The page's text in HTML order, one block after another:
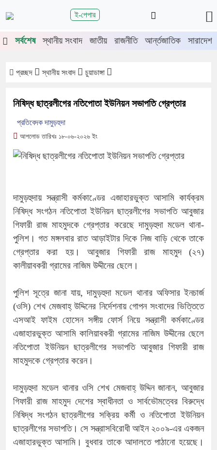
ই-পেপার
শিরোনাম
চুয়াডাঙ্গায় সওজের
সর্বশেষ
স্থানীয় সংবাদ জাতীয় রাজনীতি আর্ন্তজাতিক সারাদেশ
প্রচ্ছদ স্থানীয় সংবাদ চুয়াডাঙ্গা
নিষিদ্ধ ছাত্রলীগের নতিপোতা ইউনিয়ন সভাপতি গ্রেপ্তার
প্রতিবেদক দামুড়হুদা
আপলোড তারিখঃ ১৮-০৬-২০২৬ ইং
দামুড়হুদায় সন্ত্রাসী কর্মকাণ্ডের এজাহারভুক্ত আসামি কার্যক্রম
নিষিদ্ধ সংগঠন নতিপোতা ইউনিয়ন ছাত্রলীগের সভাপতি আবুজার
গিফারী রাজ মাহমুদকে গ্রেপ্তার করেছে দামুড়হুদা মডেল থানা-
পুলিশ। গত মঙ্গলবার রাত আড়াইটার দিকে নিজ বাড়ি থেকে তাকে
গ্রেপ্তার করা হয়। আবুজার গিফারী রাজ মাহমুদ (২৭)
কালীয়াবকরী গ্রামের নাজিম উদ্দীনের ছেলে।
পুলিশ সূত্রে জানা যায়, দামুড়হুদা মডেল থানার অফিসার ইনচার্জ
(ওসি) শেখ মেজবাহ্ উদ্দিনের নির্দেশনায় গোপন সংবাদের ভিত্তিতে
এসআই ফাইম হোসেন সঙ্গীয় ফোর্স নিয়ে সন্ত্রাসী কর্মকাণ্ডের
এজাহারভুক্ত আসামি কালিয়াবকরী গ্রামের নাজিম উদ্দীনের ছেলে
নতিপোতা ইউনিয়ন ছাত্রলীগের সভাপতি আবুজার গিফারী রাজ
মাহমুদকে গ্রেপ্তার করেন।
দামুড়হুদা মডেল থানার ওসি শেখ মেজবাহ্ উদ্দিন জানান, আবুজার
গিফারী রাজ মাহমুদ দেশের স্বাধীনতা ও সার্বভৌমত্বের বিরুদ্ধে
নিষিদ্ধ সংগঠন ছাত্রলীগের সক্রিয় কর্মী ও নতিপোতা ইউনিয়ন
ছাত্রলীগের সভাপতি। সে সন্ত্রাসবিরোধী আইন ২০০৯-এর একজন
এজাহারভুক্ত আসামি। বুধবার তাকে আদালতে পাঠানো হয়েছে।